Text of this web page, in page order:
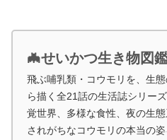
🦇せいかつ生き物図
飛ぶ哺乳類・コウモリを、生
ら描く全21話の生活誌シリー
覚世界、多様な食性、夜の生
されがちなコウモリの本当の姿